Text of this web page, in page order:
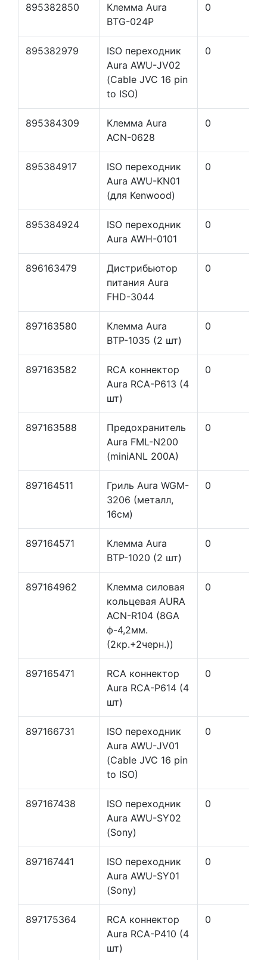
895382850
Клемма Aura
BTG-024P
0
895382979
ISO переходник
Aura AWU-JV02
(Cable JVC 16 pin
to ISO)
0
895384309
Клемма Aura
ACN-0628
0
895384917
ISO переходник
Aura AWU-KN01
(для Kenwood)
0
895384924
ISO переходник
Aura AWH-0101
0
896163479
Дистрибьютор
питания Aura
FHD-3044
0
897163580
Клемма Aura
BTP-1035 (2 шт)
0
897163582
RCA коннектор
Aura RCA-P613 (4
шт)
0
897163588
Предохранитель
Aura FML-N200
(miniANL 200A)
0
897164511
Гриль Aura WGM-
3206 (металл,
16см)
0
897164571
Клемма Aura
BTP-1020 (2 шт)
0
897164962
Клемма силовая
кольцевая AURA
ACN-R104 (8GA
ф-4,2мм.
(2кр.+2черн.))
0
897165471
RCA коннектор
Aura RCA-P614 (4
шт)
0
897166731
ISO переходник
Aura AWU-JV01
(Cable JVC 16 pin
to ISO)
0
897167438
ISO переходник
Aura AWU-SY02
(Sony)
0
897167441
ISO переходник
Aura AWU-SY01
(Sony)
0
897175364
RCA коннектор
Aura RCA-P410 (4
шт)
0